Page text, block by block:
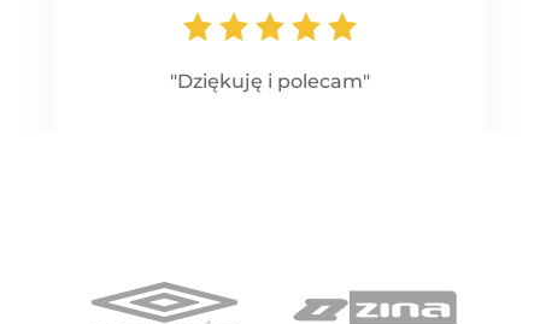
"Dziękuję i polecam"